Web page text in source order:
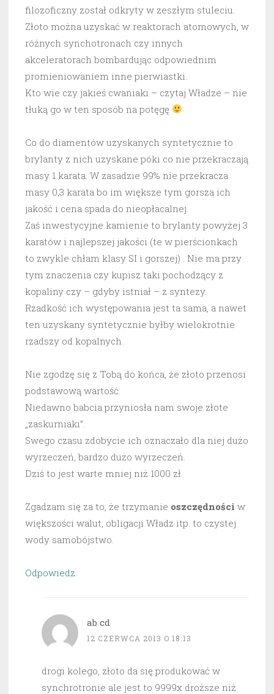
filozoficzny został odkryty w zeszłym stuleciu.
Złoto można uzyskać w reaktorach atomowych, w
różnych synchotronach czy innych
akceleratorach bombardując odpowiednim
promieniowaniem inne pierwiastki.
Kto wie czy jakieś cwaniaki – czytaj Władze – nie
tłuką go w ten sposób na potęgę
Co do diamentów uzyskanych syntetycznie to
brylanty z nich uzyskane póki co nie przekraczają
masy 1 karata. W zasadzie 99% nie przekracza
masy 0,3 karata bo im większe tym gorsza ich
jakość i cena spada do nieopłacalnej.
Zaś inwestycyjne kamienie to brylanty powyżej 3
karatów i najlepszej jakości (te w pierścionkach
to zwykle chłam klasy SI i gorszej) . Nie ma przy
tym znaczenia czy kupisz taki pochodzący z
kopaliny czy – gdyby istniał – z syntezy.
Rzadkość ich występowania jest ta sama, a nawet
ten uzyskany syntetycznie byłby wielokrotnie
rzadszy od kopalnych.
Nie zgodzę się z Tobą do końca, że złoto przenosi
podstawową wartość.
Niedawno babcia przyniosła nam swoje złote
„zaskurniaki”.
Swego czasu zdobycie ich oznaczało dla niej dużo
wyrzeczeń, bardzo dużo wyrzeczeń.
Dziś to jest warte mniej niż 1000 zł.
Zgadzam się za to, że trzymanie oszczędności w
większości walut, obligacji Władz itp. to czystej
wody samobójstwo.
Odpowiedz
ab cd
12 CZERWCA 2013 O 18:13
drogi kolego, złoto da się produkować w
synchrotronie ale jest to 9999x droższe niż